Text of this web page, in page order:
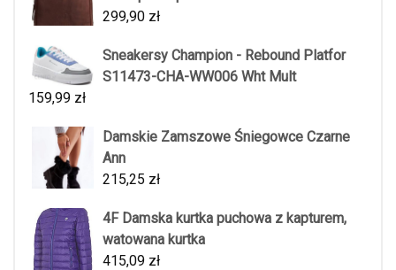
299,90 zł
Sneakersy Champion - Rebound Platfor
S11473-CHA-WW006 Wht Mult
159,99 zł
Damskie Zamszowe Śniegowce Czarne
Ann
215,25 zł
4F Damska kurtka puchowa z kapturem,
watowana kurtka
415,09 zł